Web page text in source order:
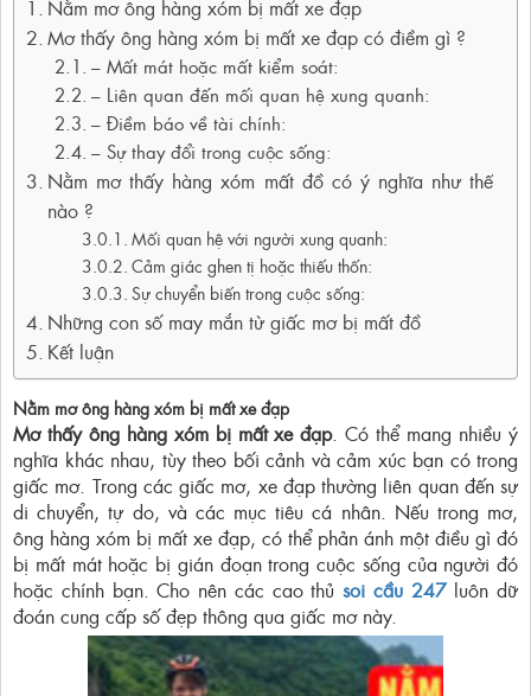
Nằm mơ ông hàng xóm bị mất xe đạp
Mơ thấy ông hàng xóm bị mất xe đạp có điềm gì ?
– Mất mát hoặc mất kiểm soát:
– Liên quan đến mối quan hệ xung quanh:
– Điềm báo về tài chính:
– Sự thay đổi trong cuộc sống:
Nằm mơ thấy hàng xóm mất đồ có ý nghĩa như thế
nào ?
Mối quan hệ với người xung quanh:
Cảm giác ghen tị hoặc thiếu thốn:
Sự chuyển biến trong cuộc sống:
Những con số may mắn từ giấc mơ bị mất đồ
Kết luận
Nằm mơ ông hàng xóm bị mất xe đạp
Mơ thấy ông hàng xóm bị mất xe đạp. Có thể mang nhiều ý
nghĩa khác nhau, tùy theo bối cảnh và cảm xúc bạn có trong
giấc mơ. Trong các giấc mơ, xe đạp thường liên quan đến sự
di chuyển, tự do, và các mục tiêu cá nhân. Nếu trong mơ,
ông hàng xóm bị mất xe đạp, có thể phản ánh một điều gì đó
bị mất mát hoặc bị gián đoạn trong cuộc sống của người đó
hoặc chính bạn. Cho nên các cao thủ soi cầu 247luôn dữ
đoán cung cấp số đẹp thông qua giấc mơ này.